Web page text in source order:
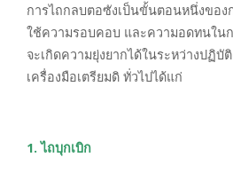
การไถกลบตอซังเป็นขั้นตอนหนึ่งของ
ใช้ความรอบคอบ และความอดทนใน
จะเกิดความยุ่งยากได้ในระหว่างปฏิบั
เครื่องมือเตรียมดิ ทั่วไปได้แก่
1. ไถบุกเบิก